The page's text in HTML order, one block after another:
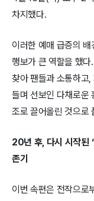
차지했다.
이러한 예매 급증의
행보가 큰 역할을 했
찾아 팬들과 소통하고
들며 선보인 다채로운
조로 끌어올린 것으로
20년 후, 다시 시작된
존기
이번 속편은 전작으로